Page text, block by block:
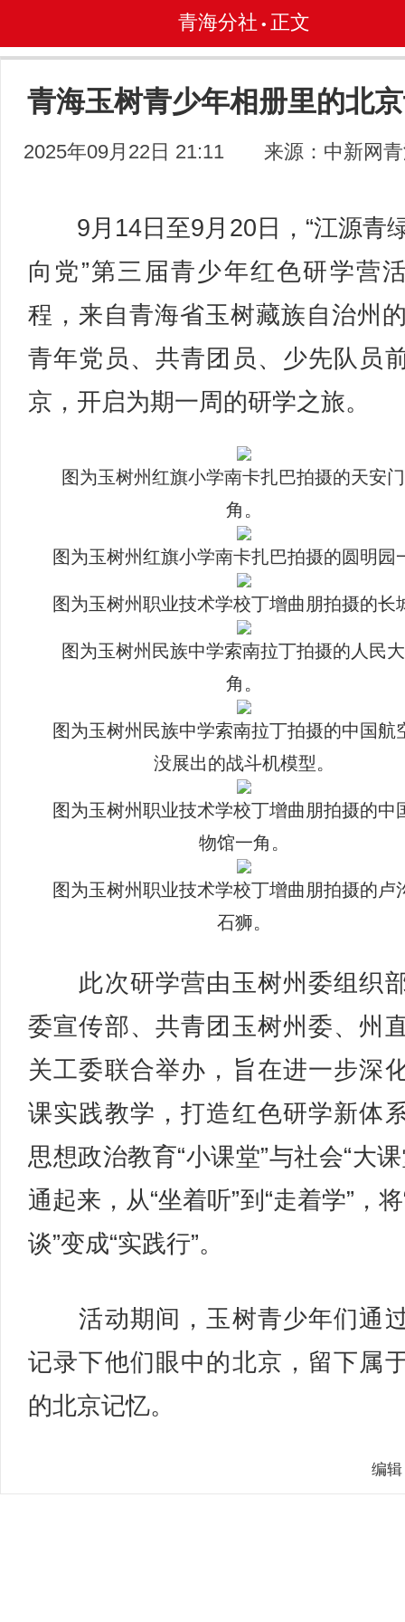
青海分社 • 正文
青海玉树青少年相册里的北
2025年09月22日 21:11 来源：中新网
9月14日至9月20日，“江源青
向党”第三届青少年红色研学营
程，来自青海省玉树藏族自治州
青年党员、共青团员、少先队员
京，开启为期一周的研学之旅。
图为玉树州红旗小学南卡扎巴拍摄的天安
角。
图为玉树州红旗小学南卡扎巴拍摄的圆明园
图为玉树州职业技术学校丁增曲朋拍摄的长
图为玉树州民族中学索南拉丁拍摄的人民
角。
图为玉树州民族中学索南拉丁拍摄的中国航
没展出的战斗机模型。
图为玉树州职业技术学校丁增曲朋拍摄的中
物馆一角。
图为玉树州职业技术学校丁增曲朋拍摄的卢
石狮。
此次研学营由玉树州委组织
委宣传部、共青团玉树州委、州
关工委联合举办，旨在进一步深
课实践教学，打造红色研学新体
思想政治教育“小课堂”与社会“大
通起来，从“坐着听”到“走着学”，
谈”变成“实践行”。
活动期间，玉树青少年们通
记录下他们眼中的北京，留下属
的北京记忆。
编